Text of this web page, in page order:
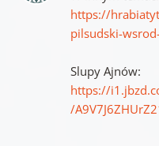
https://
pilsudski-
Slupy Ajnów:
https://
/